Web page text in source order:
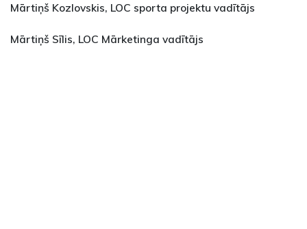
Mārtiņš Kozlovskis, LOC sporta projektu vadītājs
Mārtiņš Sīlis, LOC Mārketinga vadītājs